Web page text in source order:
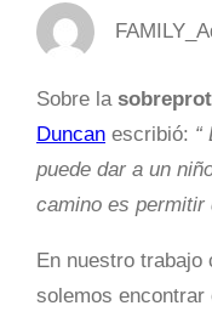
Sobre la
Duncan escribió: “
puede dar a un
camino es permitir
En nuestro trabajo
solemos encontrar